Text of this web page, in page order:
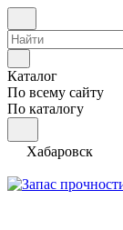
Каталог
По всему сайту
По каталогу
Хабаровск